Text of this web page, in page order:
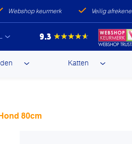
Webshop keurmerk Veilig
9.3 ★★★★★
Katten
80cm